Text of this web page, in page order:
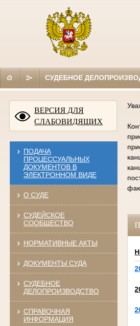
СУДЕБНОЕ
ВЕРСИЯ ДЛЯ
СЛАБОВИДЯЩИХ
ПОДАЧА
ПРОЦЕССУАЛЬНЫХ
ДОКУМЕНТОВ В
ЭЛЕКТРОННОМ ВИДЕ
О СУДЕ
СУДЕЙСКОЕ
СООБЩЕСТВО
НОРМАТИВНЫЕ АКТЫ
ДОКУМЕНТЫ СУДА
СУДЕБНОЕ
ДЕЛОПРОИЗВОДСТВО
СПРАВОЧНАЯ
ИНФОРМАЦИЯ